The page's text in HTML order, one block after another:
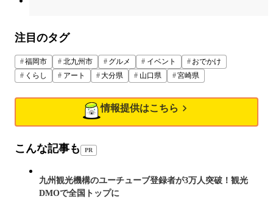
注目のタグ
福岡市 北九州市 グルメ イベント
おでかけ
くらし
アート 大分県 山口県 宮崎県
情報提供はこちら
こんな記事も PR
九州観光機構のユーチューブ登録者が3万人突破！観光
DMOで全国トップに